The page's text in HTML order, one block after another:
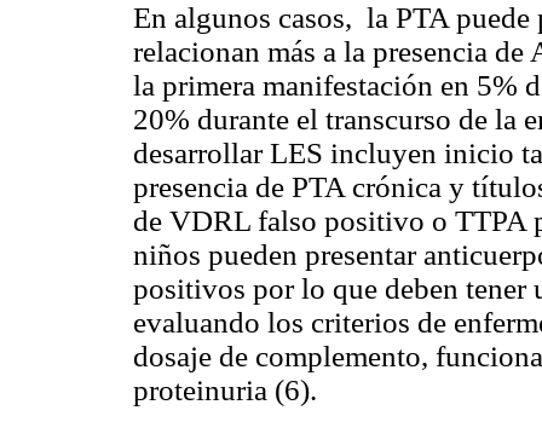
En algunos casos, la PTA puede
relacionan más a la presencia
la primera manifestación en 5%
20% durante el transcurso de la
desarrollar LES incluyen inicio
presencia de PTA crónica y
de VDRL falso positivo o TTPA
niños pueden presentar
positivos por lo que deben tener
evaluando los criterios de
dosaje de complemento,
proteinuria (6).